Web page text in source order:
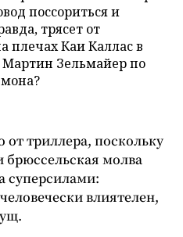
поссориться и
трясет от
плечах Каи Каллас в
Мартин Зельмайер по
триллера, поскольку
брюссельская молва
суперсилами:
влиятелен,